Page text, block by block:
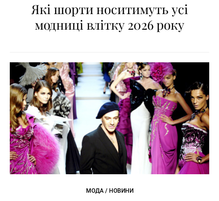
Які шорти носитимуть усі
модниці влітку 2026 року
МОДА / НОВИНИ